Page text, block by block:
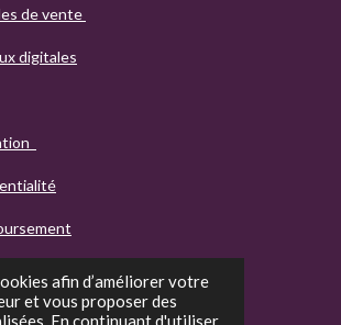
afin d’améliorer votre
et vous proposer des
En continuant d'utiliser
de vente
digitales